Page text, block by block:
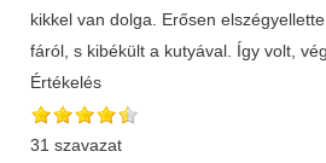
kikkel van dolga. Erősen
fáról, s kibékült a kutyával. Így volt,
Értékelés
31 szavazat